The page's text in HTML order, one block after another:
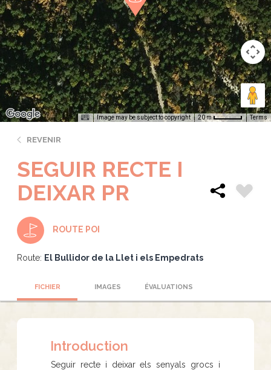
Image may be subject to copyright 20 m Terms
REVENIR
SEGUIR RECTE I
DEIXAR PR
ROUTE POI
Route: El Bullidor de la Llet i els Empedrats
FICHIER IMAGES ÉVALUATIONS
Introduction
Seguir recte i deixar els senyals grocs i